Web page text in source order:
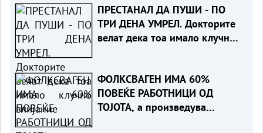
ПРЕСТАНАЛ ДА ПУШИ - ПО
ТРИ ДЕНА УМРЕЛ. Докторите
велат дека тоа имало клучно
ФОЛКСВАГЕН ИМА 60%
ПОВЕЌЕ РАБОТНИЦИ ОД
ТОЈОТА, а произведува